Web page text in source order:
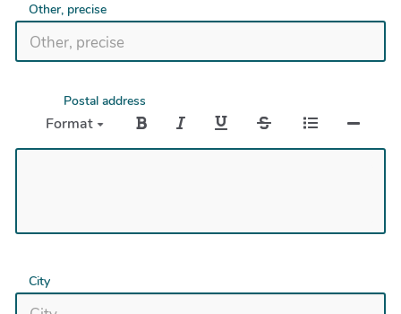
Other, precise
Postal address
Format
City